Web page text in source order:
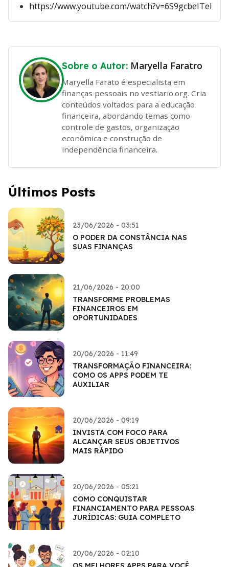
https://www.youtube.com/watch?v=6S9gcbeITeI
Sobre o Autor: Maryella Faratro
Maryella Farato é especialista em
finanças pessoais no vestiario.org. Cria
conteúdos voltados para a educação
financeira, abordando temas como
controle de gastos, organização
econômica e construção de
independência financeira.
Últimos Posts
23/06/2026 - 03:51
O PODER DA CONSTÂNCIA NAS
SUAS FINANÇAS
21/06/2026 - 20:00
TRANSFORME PROBLEMAS
FINANCEIROS EM
OPORTUNIDADES
20/06/2026 - 11:49
TRANSFORMAÇÃO FINANCEIRA:
COMO OS APPS PODEM TE
AUXILIAR
20/06/2026 - 09:19
INVISTA COM FOCO PARA
ALCANÇAR SEUS OBJETIVOS
MAIS RÁPIDO
20/06/2026 - 05:21
COMO CONQUISTAR
FINANCIAMENTO PARA PESSOAS
JURÍDICAS: GUIA COMPLETO
20/06/2026 - 02:10